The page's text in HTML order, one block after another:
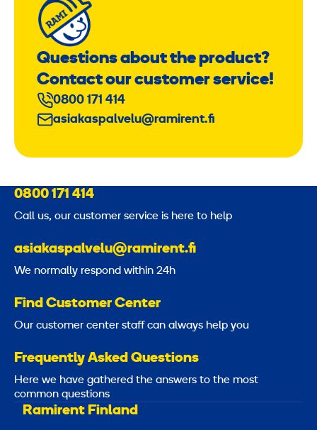
Questions about the product?
Contact our customer service!
0800 171 414
asiakaspalvelu@ramirent.fi
0800 171 414
Call us, our customer service is here to help
asiakaspalvelu@ramirent.fi
We normally respond within 24h
Find Customer Center
Our customer center staff can always help you
Frequently Asked Questions
Here we have gathered the answers to the most
common questions
Ramirent Finland